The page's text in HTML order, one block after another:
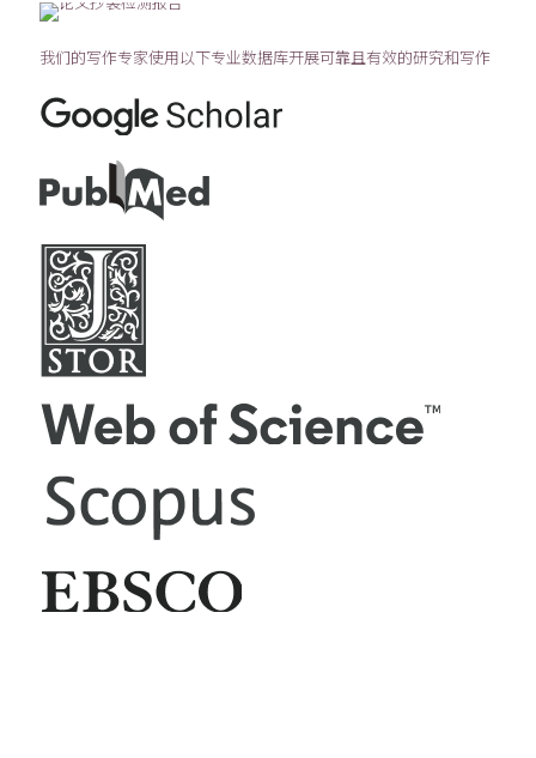
我们的写作专家使用以下专业数据库开展可靠且有效的研究和写作